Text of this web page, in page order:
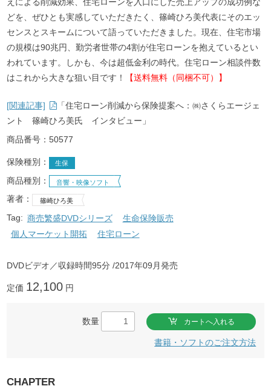
どを、ぜひとも実感していただきたく、篠崎ひろ美代表にそのエッ
センスとスキームについて語っていただきました。現在、住宅市場
の規模は90兆円、勤労者世帯の4割が住宅ローンを抱えているとい
われています。しかも、今は超低金利の時代。住宅ローン相談件数
はこれから大きな狙い目です！
【送料無料（同梱不可）】
[関連記事]
「住宅ローン削減から保険提案へ：㈱さくらエージェ
ント 篠崎ひろ美氏 インタビュー」
商品番号：50577
保険種別： 生保
商品種別： 音響・映像ソフト
著者： 篠崎ひろ美
Tag: 商売繁盛DVDシリーズ
生命保険販売
個人マーケット開拓
住宅ローン
DVDビデオ／収録時間95分 2017年09月発売
定価 12,100 円
数量
書籍・ソフトのご注文方法
CHAPTER